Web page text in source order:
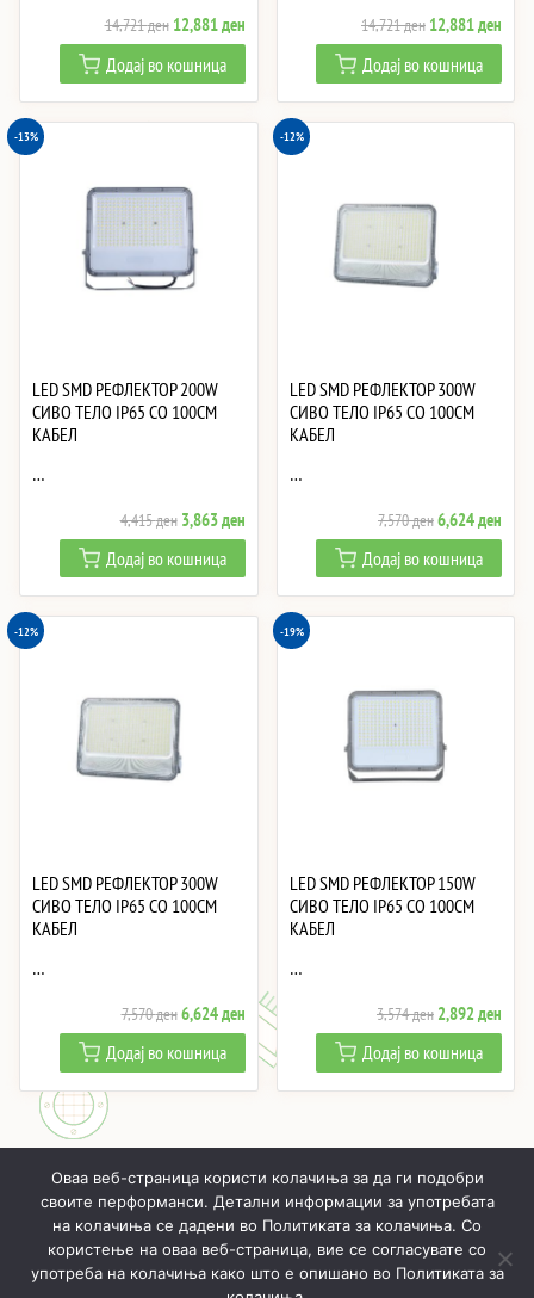
14,721ден Original
price
was:
14,721 ден.
12,881денCurrent
price
is:
12,881 ден.
Додај во кошница
14,721ден Original
price
was:
14,721 ден.
12,881ден
price
is:
Додај во кошница
-13%
LED SMD РЕФЛЕКТОР 200W
СИВО ТЕЛО IP65 СО 100CM
КАБЕЛ
…
4,415ден Original
price
was:
4,415 ден.
3,863денCurrent
price
is:
3,863 ден.
Додај во кошница
-12%
LED SMD РЕФЛЕКТОР 300W
СИВО ТЕЛО IP65 СО 100CM
КАБЕЛ
…
7,570денOriginal
price
was:
7,570 ден.
6,624ден
price
is:
Додај во кошница
-12%
LED SMD РЕФЛЕКТОР 300W
СИВО ТЕЛО IP65 СО 100CM
КАБЕЛ
…
7,570денOriginal
price
was:
7,570 ден.
6,624денCurrent
price
is:
6,624 ден.
Додај во кошница
-19%
LED SMD РЕФЛЕКТОР 150W
СИВО ТЕЛО IP65 СО 100CM
КАБЕЛ
…
3,574ден Original
price
was:
3,574 ден.
2,892ден
price
is:
Додај во кошница
ПОЧНУВАЈЌИ ПРОИЗВОДИ МОЈ ПРОФИЛ
КОШНИЧКА
Оваа веб-страница користи колачиња за да ги подобри
своите перформанси. Детални информации за употребата
на колачиња се дадени во Политиката за колачиња. Со
користење на оваа веб-страница, вие се согласувате со
употреба на колачиња како што е опишано во Политиката за